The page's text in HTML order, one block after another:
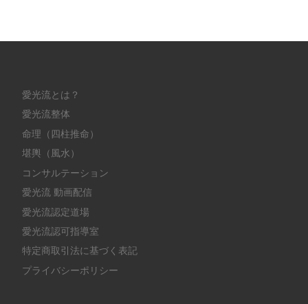
愛光流とは？
愛光流整体
命理（四柱推命）
堪輿（風水）
コンサルテーション
愛光流 動画配信
愛光流認定道場
愛光流認可指導室
特定商取引法に基づく表記
プライバシーポリシー